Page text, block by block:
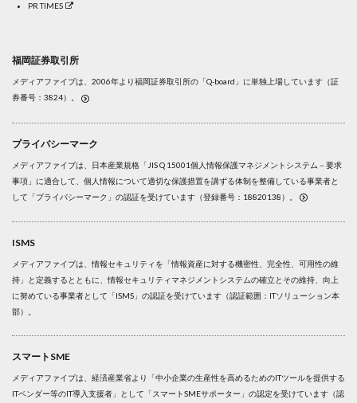
PR TIMES
福岡証券取引所
メディアファイブは、2006年より福岡証券取引所の「Q-board」に単独上場しています（証
券番号：3824）。
プライバシーマーク
メディアファイブは、日本産業規格「JIS Q 15001個人情報保護マネジメントシステム－要求
事項」に適合して、個人情報について適切な保護措置を講ずる体制を整備している事業者と
して「プライバシーマーク」の認証を受けています（登録番号：18820138）。
ISMS
メディアファイブは、情報セキュリティを「情報資産に対する機密性、完全性、可用性の維
持」と定義するとともに、情報セキュリティマネジメントシステムの確立とその維持、向上
に努めている事業者として「ISMS」の認証を受けています（認証範囲：ITソリューション本
部）。
スマートSME
メディアファイブは、経済産業省より「中小企業の生産性を高めるためのITツールを提供する
ITベンダー等のIT導入支援者」として「スマートSMEサポーター」の認定を受けています（認